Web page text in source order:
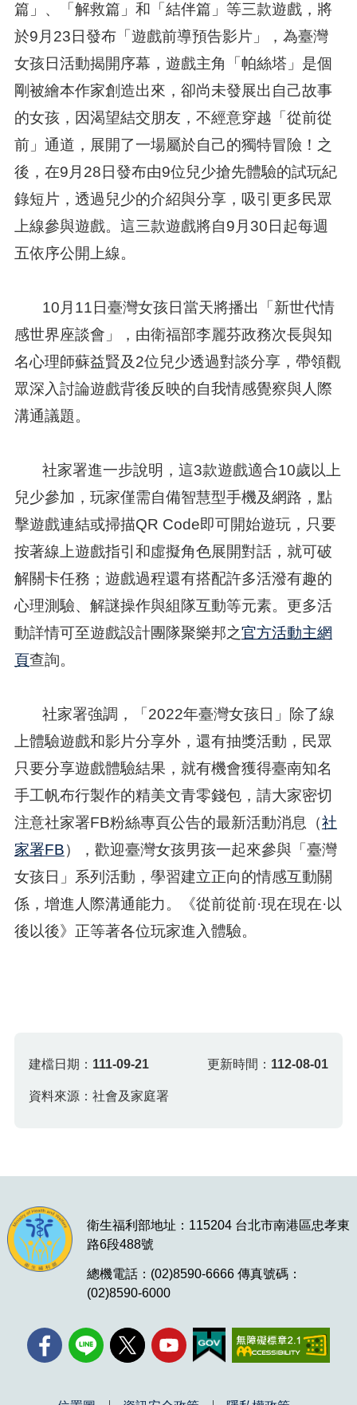
篇」、「解救篇」和「結伴篇」等三款遊戲，將
於9月23日發布「遊戲前導預告影片」，為臺灣
女孩日活動揭開序幕，遊戲主角「帕絲塔」是個
剛被繪本作家創造出來，卻尚未發展出自己故事
的女孩，因渴望結交朋友，不經意穿越「從前從
前」通道，展開了一場屬於自己的獨特冒險！之
後，在9月28日發布由9位兒少搶先體驗的試玩紀
錄短片，透過兒少的介紹與分享，吸引更多民眾
上線參與遊戲。這三款遊戲將自9月30日起每週
五依序公開上線。
10月11日臺灣女孩日當天將播出「新世代情
感世界座談會」，由衛福部李麗芬政務次長與知
名心理師蘇益賢及2位兒少透過對談分享，帶領觀
眾深入討論遊戲背後反映的自我情感覺察與人際
溝通議題。
社家署進一步說明，這3款遊戲適合10歲以上
兒少參加，玩家僅需自備智慧型手機及網路，點
擊遊戲連結或掃描QR Code即可開始遊玩，只要
按著線上遊戲指引和虛擬角色展開對話，就可破
解關卡任務；遊戲過程還有搭配許多活潑有趣的
心理測驗、解謎操作與組隊互動等元素。更多活
動詳情可至遊戲設計團隊聚樂邦之官方活動主網
頁查詢。
社家署強調，「2022年臺灣女孩日」除了線
上體驗遊戲和影片分享外，還有抽獎活動，民眾
只要分享遊戲體驗結果，就有機會獲得臺南知名
手工帆布行製作的精美文青零錢包，請大家密切
注意社家署FB粉絲專頁公告的最新活動消息（社
家署FB），歡迎臺灣女孩男孩一起來參與「臺灣
女孩日」系列活動，學習建立正向的情感互動關
係，增進人際溝通能力。《從前從前·現在現在·以
後以後》正等著各位玩家進入體驗。
建檔日期： 111-09-21 更新時間： 112-08-01
資料來源：社會及家庭署
衛生福利部地址：115204 台北市南港區忠孝東
路6段488號
總機電話：(02)8590-6666 傳真號碼：
(02)8590-6000